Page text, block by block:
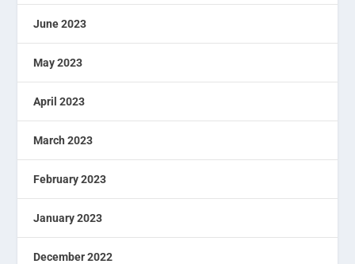
June 2023
May 2023
April 2023
March 2023
February 2023
January 2023
December 2022